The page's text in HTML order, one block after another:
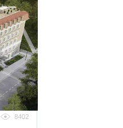
8402